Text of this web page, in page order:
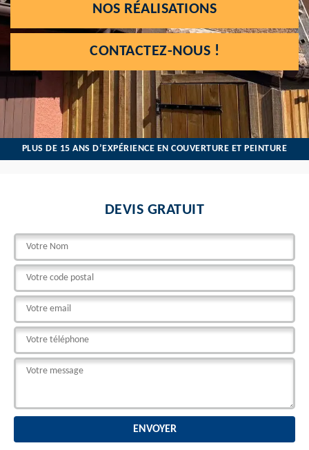
NOS RÉALISATIONS
CONTACTEZ-NOUS !
PLUS DE 15 ANS D’EXPÉRIENCE EN COUVERTURE ET PEINTURE
DEVIS GRATUIT